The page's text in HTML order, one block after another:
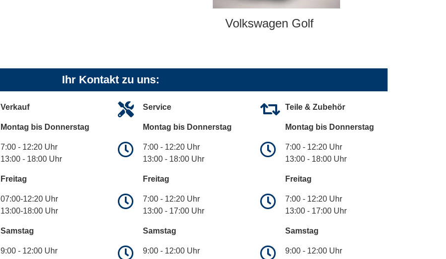
Volkswagen Golf
Ihr Kontakt zu uns:
Verkauf
Montag bis Donnerstag
7:00 - 12:20 Uhr
13:00 - 18:00 Uhr
Freitag
07:00-12:20 Uhr
13:00-18:00 Uhr
Samstag
9:00 - 12:00 Uhr
Service
Montag bis Donnerstag
7:00 - 12:20 Uhr
13:00 - 18:00 Uhr
Freitag
7:00 - 12:20 Uhr
13:00 - 17:00 Uhr
Samstag
9:00 - 12:00 Uhr
Teile & Zubehör
Montag bis Donnerstag
7:00 - 12:20 Uhr
13:00 - 18:00 Uhr
Freitag
7:00 - 12:20 Uhr
13:00 - 17:00 Uhr
Samstag
9:00 - 12:00 Uhr